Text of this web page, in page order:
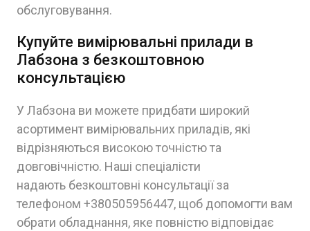
обслуговування.
Купуйте вимірювальні прилади в
Лабзона з безкоштовною
консультацією
У Лабзона ви можете придбати широкий
асортимент вимірювальних приладів, які
відрізняються високою точністю та
довговічністю. Наші спеціалісти
надають безкоштовні консультації за
телефоном +380505956447, щоб допомогти вам
обрати обладнання, яке повністю відповідає